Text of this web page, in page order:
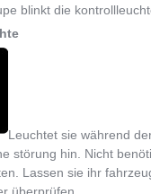
blinkt die
Leuchtet sie während
störung hin. Nicht
Lassen sie ihr
überprüfen.